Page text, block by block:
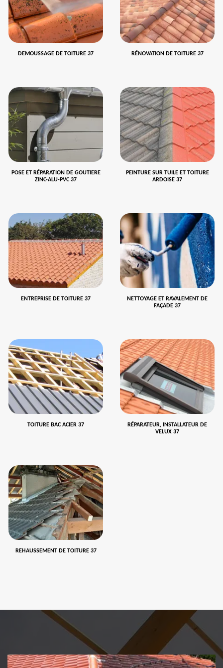
DEMOUSSAGE DE TOITURE 37 RÉNOVATION DE TOITURE 37
POSE ET RÉPARATION DE GOUTIERE
ZINC-ALU-PVC 37
PEINTURE SUR TUILE ET TOITURE
ARDOISE 37
ENTREPRISE DE TOITURE 37
NETTOYAGE ET RAVALEMENT DE
FAÇADE 37
TOITURE BAC ACIER 37
RÉPARATEUR, INSTALLATEUR DE
VELUX 37
REHAUSSEMENT DE TOITURE 37